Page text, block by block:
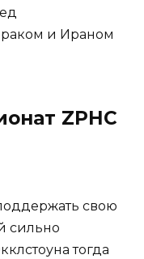
и Ираном
ZPHC
свою
сильно
тогда